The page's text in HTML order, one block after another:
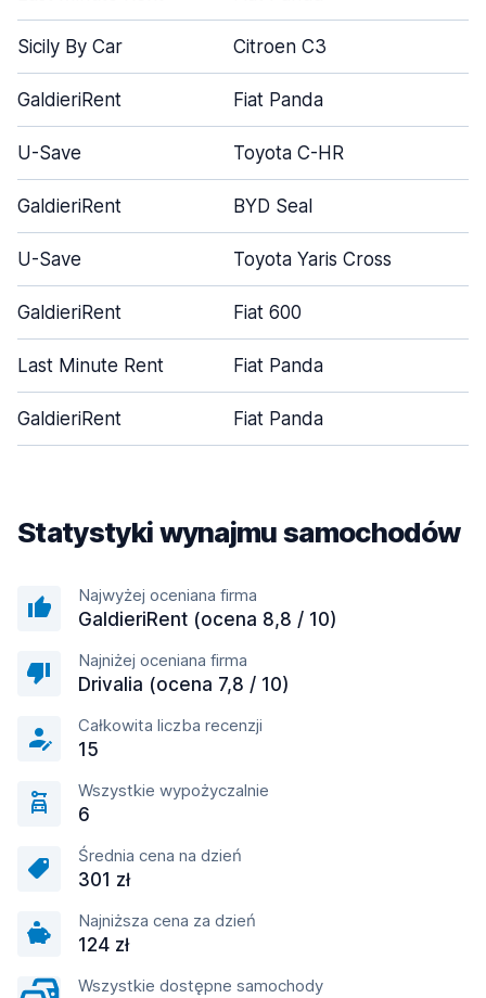
Sicily By Car Citroen C3
GaldieriRent Fiat Panda
U-Save Toyota C-HR
GaldieriRent BYD Seal
U-Save Toyota Yaris Cross
GaldieriRent Fiat 600
Last Minute Rent Fiat Panda
GaldieriRent Fiat Panda
Statystyki wynajmu samochodów
Najwyżej oceniana firma
GaldieriRent (ocena 8,8 / 10)
Najniżej oceniana firma
Drivalia (ocena 7,8 / 10)
Całkowita liczba recenzji
15
Wszystkie wypożyczalnie
6
Średnia cena na dzień
301 zł
Najniższa cena za dzień
124 zł
Wszystkie dostępne samochody